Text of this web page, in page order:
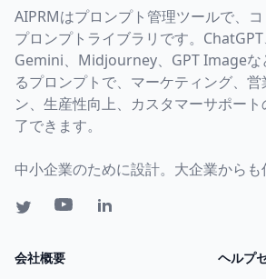
AIPRMはプロンプト管理ツールで、
プロンプトライブラリです。ChatGPT
Gemini、Midjourney、GPT Imageな
るプロンプトで、マーケティング、営
ン、生産性向上、カスタマーサポー
了できます。
中小企業のために設計。大企業からも
会社概要 ヘルプ